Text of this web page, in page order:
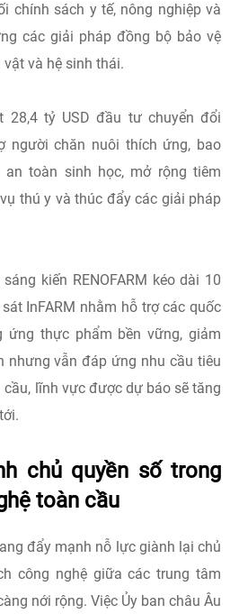
chính sách y tế, nông nghiệp và
các giải pháp đồng bộ bảo vệ
và hệ sinh thái.
28,4 tỷ USD đầu tư chuyển đổi
người chăn nuôi thích ứng, bao
toàn sinh học, mở rộng tiêm
thú y và thúc đẩy các giải pháp
kiến RENOFARM kéo dài 10
InFARM nhằm hỗ trợ các quốc
ứng thực phẩm bền vững, giảm
nhưng vẫn đáp ứng nhu cầu tiêu
lĩnh vực được dự báo sẽ tăng
chủ quyền số trong
toàn cầu
đẩy mạnh nỗ lực giành lại chủ
công nghệ giữa các trung tâm
nới rộng. Việc Ủy ban châu Âu